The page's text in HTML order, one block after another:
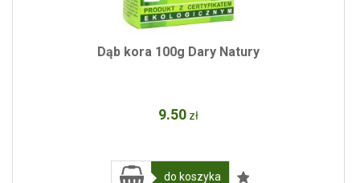
Dąb kora 100g Dary Natury
9.50 zł
do koszyka